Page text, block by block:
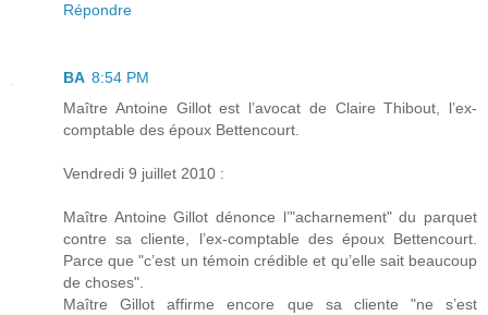
Répondre
BA 8:54 PM
Maître Antoine Gillot est l’avocat de Claire Thibout, l’ex-
comptable des époux Bettencourt.
Vendredi 9 juillet 2010 :
Maître Antoine Gillot dénonce l’"acharnement" du parquet
contre sa cliente, l’ex-comptable des époux Bettencourt.
Parce que "c’est un témoin crédible et qu’elle sait beaucoup
de choses".
Maître Gillot affirme encore que sa cliente "ne s’est